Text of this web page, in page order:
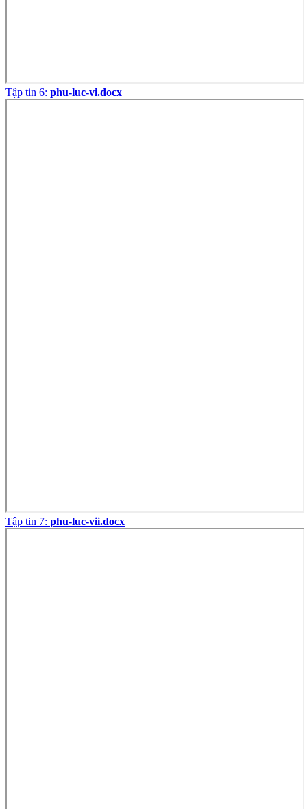
Tập tin 6: phu-luc-vi.docx
Tập tin 7: phu-luc-vii.docx